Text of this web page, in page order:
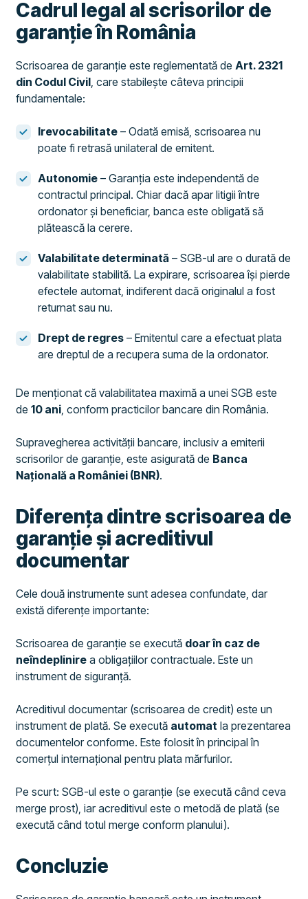
Cadrul legal al scrisorilor de
garanție în România
Scrisoarea de garanție este reglementată deArt. 2321
din Codul Civil, care stabilește câteva principii
fundamentale:
Irevocabilitate – Odată emisă, scrisoarea nu
poate fi retrasă unilateral de emitent.
Autonomie – Garanția este independentă de
contractul principal. Chiar dacă apar litigii între
ordonator și beneficiar, banca este obligată să
plătească la cerere.
Valabilitate determinată – SGB-ul are o durată de
valabilitate stabilită. La expirare, scrisoarea își pierde
efectele automat, indiferent dacă originalul a fost
returnat sau nu.
Drept de regres – Emitentul care a efectuat plata
are dreptul de a recupera suma de la ordonator.
De menționat că valabilitatea maximă a unei SGB este
de10 ani, conform practicilor bancare din România.
Supravegherea activității bancare, inclusiv a emiterii
scrisorilor de garanție, este asigurată de Banca
Națională a României (BNR).
Diferența dintre scrisoarea de
garanție și acreditivul
documentar
Cele două instrumente sunt adesea confundate, dar
există diferențe importante:
Scrisoarea de garanție se execută doar în caz de
neîndeplinire a obligațiilor contractuale. Este un
instrument de siguranță.
Acreditivul documentar (scrisoarea de credit) este un
instrument de plată. Se execută automat la prezentarea
documentelor conforme. Este folosit în principal în
comerțul internațional pentru plata mărfurilor.
Pe scurt: SGB-ul este o garanție (se execută când ceva
merge prost), iar acreditivul este o metodă de plată (se
execută când totul merge conform planului).
Concluzie